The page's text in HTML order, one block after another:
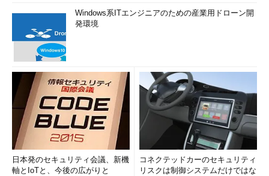
Windows系ITエンジニアのための産業用ドローン開
発環境
日本発のセキュリティ会議、新機
軸とIoTと、今後の広がりと
コネクテッドカーのセキュリティ
リスクは制御システムだけではな